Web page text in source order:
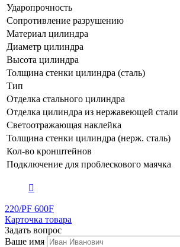
Ударопрочность
Сопротивление разрушению
Материал цилиндра
Диаметр цилиндра
Высота цилиндра
Толщина стенки цилиндра (сталь)
Тип
Отделка стального цилиндра
Отделка цилиндра из нержавеющей стали
Светоотражающая наклейка
Толщина стенки цилиндра (нерж. сталь)
Кол-во кронштейнов
Подключение для проблескового маячка
220/PF 600F
Карточка товара
Задать вопрос
Ваше имя